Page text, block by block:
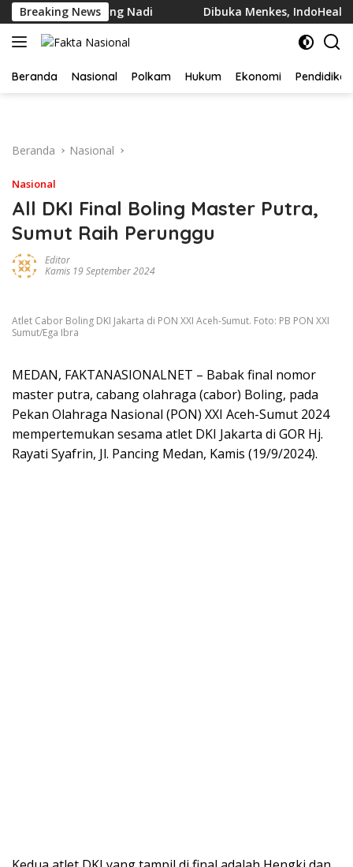
Langsung
ke
konten
Breaking News
Potong Nadi Dibuka Menkes, IndoHealthcare
Beranda Nasional Polkam Hukum Ekonomi Pendidikan
Beranda Nasional
Nasional
All DKI Final Boling Master Putra,
Sumut Raih Perunggu
Editor
Kamis 19 September 2024
Atlet Cabor Boling DKI Jakarta di PON XXI Aceh-Sumut. Foto: PB PON XXI
Sumut/Ega Ibra
MEDAN, FAKTANASIONALNET – Babak final nomor
master putra, cabang olahraga (cabor) Boling, pada
Pekan Olahraga Nasional (PON) XXI Aceh-Sumut 2024
mempertemukan sesama atlet DKI Jakarta di GOR Hj.
Rayati Syafrin, Jl. Pancing Medan, Kamis (19/9/2024).